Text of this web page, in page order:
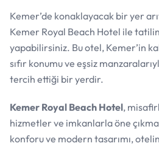
Kemer’de konaklayacak bir yer
Kemer Royal Beach Hotel ile
yapabilirsiniz. Bu otel, Kemer’in
sıfır konumu ve eşsiz
tercih ettiği bir yerdir.
Kemer Royal Beach Hotel,
hizmetler ve imkanlarla öne
konforu ve modern tasarımı,